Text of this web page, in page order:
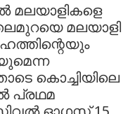
മലയാളികളെ
മലയാളി
കൊച്ചിയിലെ
പ്രഥമ